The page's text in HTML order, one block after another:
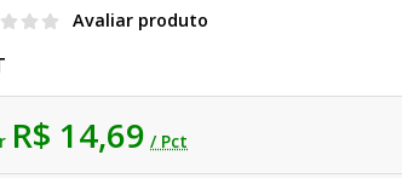
Avaliar produto
R$ 14,69 / Pct